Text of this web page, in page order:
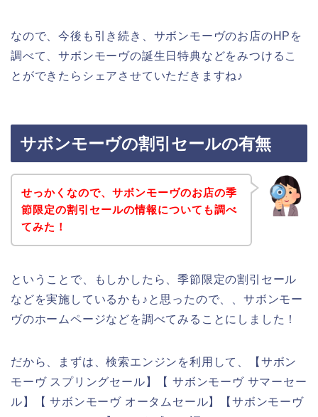
なので、今後も引き続き、サボンモーヴのお店のHPを
調べて、サボンモーヴの誕生日特典などをみつけるこ
とができたらシェアさせていただきますね♪
サボンモーヴの割引セールの有無
せっかくなので、サボンモーヴのお店の季
節限定の割引セールの情報についても調べ
てみた！
ということで、もしかしたら、季節限定の割引セール
などを実施しているかも♪と思ったので、、サボンモー
ヴのホームページなどを調べてみることにしました！
だから、まずは、検索エンジンを利用して、【サボン
モーヴ スプリングセール】【 サボンモーヴ サマーセー
ル】【 サボンモーヴ オータムセール】【サボンモーヴ